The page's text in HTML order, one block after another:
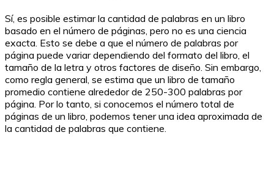
Sí, es posible estimar la cantidad de palabras en un libro
basado en el número de páginas, pero no es una ciencia
exacta. Esto se debe a que el número de palabras por
página puede variar dependiendo del formato del libro, el
tamaño de la letra y otros factores de diseño. Sin embargo,
como regla general, se estima que un libro de tamaño
promedio contiene alrededor de 250-300 palabras por
página. Por lo tanto, si conocemos el número total de
páginas de un libro, podemos tener una idea aproximada de
la cantidad de palabras que contiene.